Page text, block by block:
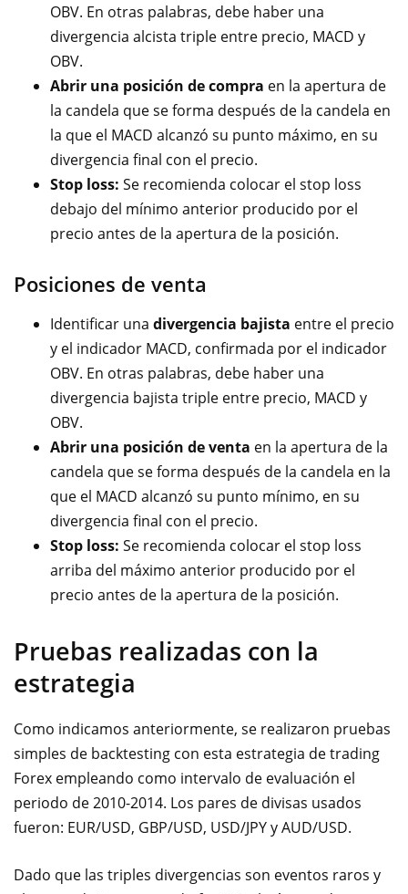
OBV. En otras palabras, debe haber una
divergencia alcista triple entre precio, MACD y
OBV.
Abrir una posición de compra en la apertura de
la candela que se forma después de la candela en
la que el MACD alcanzó su punto máximo, en su
divergencia final con el precio.
Stop loss: Se recomienda colocar el stop loss
debajo del mínimo anterior producido por el
precio antes de la apertura de la posición.
Posiciones de venta
Identificar una divergencia bajista entre el precio
y el indicador MACD, confirmada por el indicador
OBV. En otras palabras, debe haber una
divergencia bajista triple entre precio, MACD y
OBV.
Abrir una posición de venta en la apertura de la
candela que se forma después de la candela en la
que el MACD alcanzó su punto mínimo, en su
divergencia final con el precio.
Stop loss: Se recomienda colocar el stop loss
arriba del máximo anterior producido por el
precio antes de la apertura de la posición.
Pruebas realizadas con la
estrategia
Como indicamos anteriormente, se realizaron pruebas
simples de backtesting con esta estrategia de trading
Forex empleando como intervalo de evaluación el
periodo de 2010-2014. Los pares de divisas usados
fueron: EUR/USD, GBP/USD, USD/JPY y AUD/USD.
Dado que las triples divergencias son eventos raros y